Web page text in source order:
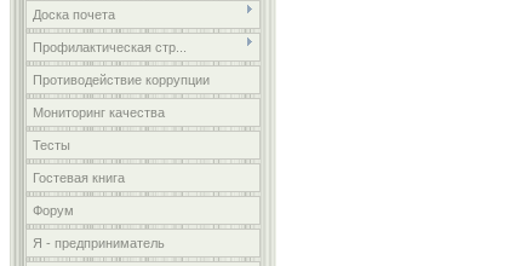
Доска почета
Профилактическая стр...
Противодействие коррупции
Мониторинг качества
Тесты
Гостевая книга
Форум
Я - предприниматель